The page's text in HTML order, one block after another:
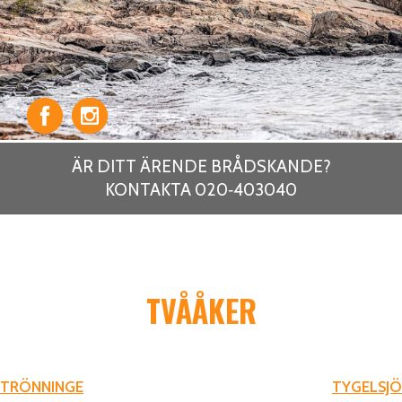
ÄR DITT ÄRENDE BRÅDSKANDE?
KONTAKTA 020‑403040
TVÅÅKER
INLÄGGSNAVIGERING
TRÖNNINGE TYGELSJÖ